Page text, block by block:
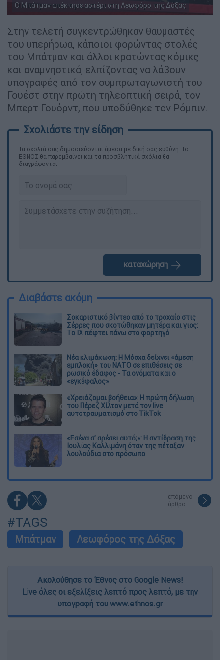
Ο Μπάτμαν απέκτησε αστέρι στη Λεωφόρο της Δόξας
Στην τελετή συγκεντρώθηκαν θαυμαστές
του υπερήρωα, κάποιοι φορώντας στολές
του Μπάτμαν και άλλοι κρατώντας κόμικς
και αναμνηστικά, ελπίζοντας να λάβουν
υπογραφές από τον συμπρωταγωνιστή του
Γουέστ στην πρώτη τηλεοπτική σειρά, τον
Μπερτ Γουόρντ, που υποδύθηκε τον Ρόμπιν.
Τα σχολιά σας δημοσιεύονται άμεσα με δική σας ευθύνη. Το
ΕΘΝΟΣ θα παρεμβαίνει και τα προσβλητικά σχόλια θα
διαγράφονται
καταχώρηση
Διαβάστε ακόμη
Σοκαριστικό βίντεο από το τροχαίο στις
Σέρρες που σκοτώθηκαν μητέρα και γιος:
Το ΙΧ πέφτει πάνω στο φορτηγό
Νέα κλιμάκωση: Η Μόσχα δείχνει «άμεση
εμπλοκή» του ΝΑΤΟ σε επιθέσεις σε
ρωσικό έδαφος - Τα ονόματα και ο
«εγκέφαλος»
«Χρειάζομαι βοήθεια»: Η πρώτη δήλωση
του Πέρεζ Χίλτον μετά τον live
αυτοτραυματισμό στο TikTok
«Εσένα σ’ αρέσει αυτό;»: Η αντίδραση της
Ιουλίας Καλλιμάνη όταν της πέταξαν
λουλούδια στο πρόσωπο
επόμενο
άρθρο
#TAGS
Μπάτμαν Λεωφόρος της Δόξας
Ακολούθησε το Έθνος στο Google News!
Live όλες οι εξελίξεις λεπτό προς λεπτό, με την
υπογραφή του www.ethnos.gr